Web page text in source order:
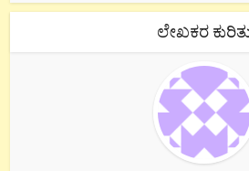
ಲೇಖಕರ